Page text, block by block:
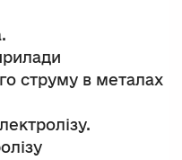
струму в металах